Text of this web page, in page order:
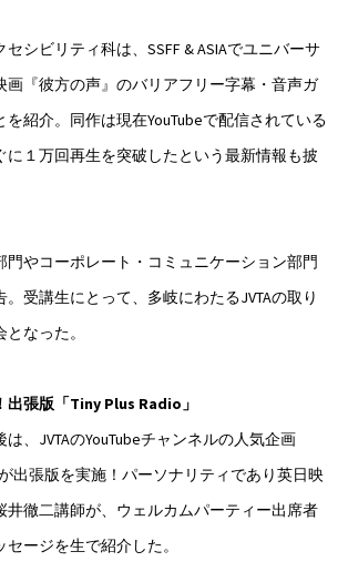
シビリティ科は、SSFF & ASIAでユニバーサ
画『彼方の声』のバリアフリー字幕・音声ガ
紹介。同作は現在YouTubeで配信されている
に１万回再生を突破したという最新情報も披
門やコーポレート・コミュニケーション部門
受講生にとって、多岐にわたるJVTAの取り
なった。
張版「Tiny Plus Radio」
、JVTAのYouTubeチャンネルの人気企画
が出張版を実施！パーソナリティであり英日映
井徹二講師が、ウェルカムパーティー出席者
ージを生で紹介した。